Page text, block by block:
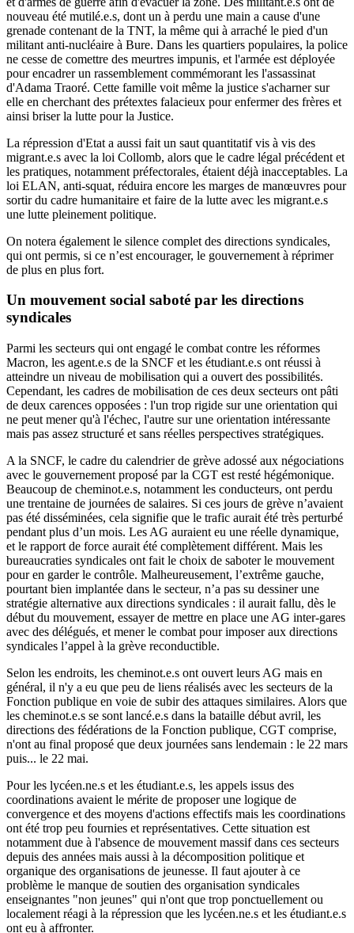
nouveau été mutilé.e.s, dont un à perdu une main a cause d'une
grenade contenant de la TNT, la même qui à arraché le pied d'un
militant anti-nucléaire à Bure. Dans les quartiers populaires, la police
ne cesse de comettre des meurtres impunis, et l'armée est déployée
pour encadrer un rassemblement commémorant les l'assassinat
d'Adama Traoré. Cette famille voit même la justice s'acharner sur
elle en cherchant des prétextes falacieux pour enfermer des frères et
ainsi briser la lutte pour la Justice.
La répression d'Etat a aussi fait un saut quantitatif vis à vis des
migrant.e.s avec la loi Collomb, alors que le cadre légal précédent et
les pratiques, notamment préfectorales, étaient déjà inacceptables. La
loi ELAN, anti-squat, réduira encore les marges de manœuvres pour
sortir du cadre humanitaire et faire de la lutte avec les migrant.e.s
une lutte pleinement politique.
On notera également le silence complet des directions syndicales,
qui ont permis, si ce n’est encourager, le gouvernement à réprimer
de plus en plus fort.
Un mouvement social saboté par les directions
syndicales
Parmi les secteurs qui ont engagé le combat contre les réformes
Macron, les agent.e.s de la SNCF et les étudiant.e.s ont réussi à
atteindre un niveau de mobilisation qui a ouvert des possibilités.
Cependant, les cadres de mobilisation de ces deux secteurs ont pâti
de deux carences opposées : l'un trop rigide sur une orientation qui
ne peut mener qu'à l'échec, l'autre sur une orientation intéressante
mais pas assez structuré et sans réelles perspectives stratégiques.
A la SNCF, le cadre du calendrier de grève adossé aux négociations
avec le gouvernement proposé par la CGT est resté hégémonique.
Beaucoup de cheminot.e.s, notamment les conducteurs, ont perdu
une trentaine de journées de salaires. Si ces jours de grève n’avaient
pas été disséminées, cela signifie que le trafic aurait été très perturbé
pendant plus d’un mois. Les AG auraient eu une réelle dynamique,
et le rapport de force aurait été complètement différent. Mais les
bureaucraties syndicales ont fait le choix de saboter le mouvement
pour en garder le contrôle. Malheureusement, l’extrême gauche,
pourtant bien implantée dans le secteur, n’a pas su dessiner une
stratégie alternative aux directions syndicales : il aurait fallu, dès le
début du mouvement, essayer de mettre en place une AG inter-gares
avec des délégués, et mener le combat pour imposer aux directions
syndicales l’appel à la grève reconductible.
Selon les endroits, les cheminot.e.s ont ouvert leurs AG mais en
général, il n'y a eu que peu de liens réalisés avec les secteurs de la
Fonction publique en voie de subir des attaques similaires. Alors que
les cheminot.e.s se sont lancé.e.s dans la bataille début avril, les
directions des fédérations de la Fonction publique, CGT comprise,
n'ont au final proposé que deux journées sans lendemain : le 22 mars
puis... le 22 mai.
Pour les lycéen.ne.s et les étudiant.e.s, les appels issus des
coordinations avaient le mérite de proposer une logique de
convergence et des moyens d'actions effectifs mais les coordinations
ont été trop peu fournies et représentatives. Cette situation est
notamment due à l'absence de mouvement massif dans ces secteurs
depuis des années mais aussi à la décomposition politique et
organique des organisations de jeunesse. Il faut ajouter à ce
problème le manque de soutien des organisation syndicales
enseignantes "non jeunes" qui n'ont que trop ponctuellement ou
localement réagi à la répression que les lycéen.ne.s et les étudiant.e.s
ont eu à affronter.